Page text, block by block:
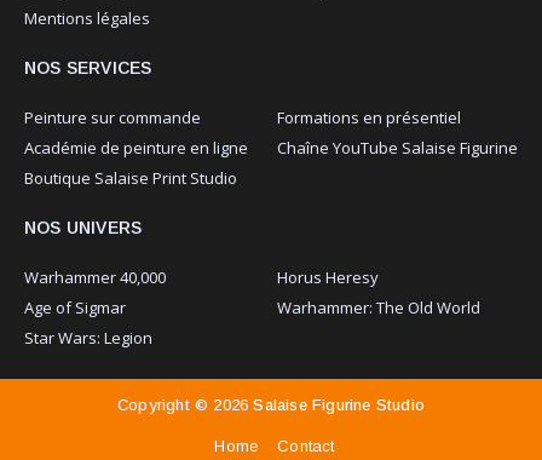
Mentions légales
NOS SERVICES
Peinture sur commande
Formations en présentiel
Académie de peinture en ligne
Chaîne YouTube Salaise Figurine
Boutique Salaise Print Studio
NOS UNIVERS
Warhammer 40,000
Horus Heresy
Age of Sigmar
Warhammer: The Old World
Star Wars: Legion
Copyright © 2026Salaise Figurine Studio
Home Contact